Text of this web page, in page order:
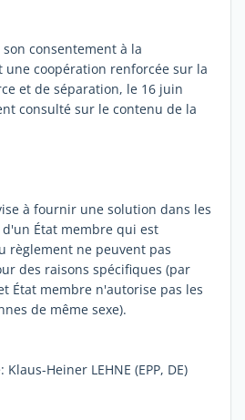
consentement à la
coopération renforcée sur la
et de séparation, le 16 juin
consulté sur le contenu de la
à fournir une solution dans les
État membre qui est
règlement ne peuvent pas
des raisons spécifiques (par
État membre n'autorise pas les
de même sexe).
Heiner LEHNE (EPP, DE)